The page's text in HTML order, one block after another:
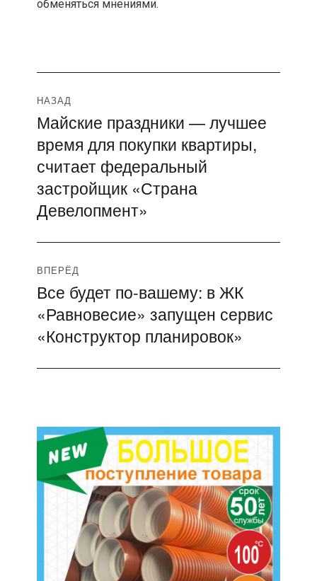
обменяться мнениями.
Навигация
по
записям
НАЗАД
Предыдущая
запись:
Майские праздники — лучшее
время для покупки квартиры,
считает федеральный
застройщик «Страна
Девелопмент»
ВПЕРЁД
Следующая
запись:
Все будет по-вашему: в ЖК
«Равновесие» запущен сервис
«Конструктор планировок»